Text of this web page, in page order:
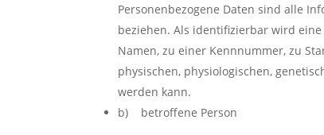
Personenbezogene Daten sind alle
beziehen. Als identifizierbar wird
Namen, zu einer Kennnummer, zu
physischen, physiologischen,
werden kann.
b) betroffene Person